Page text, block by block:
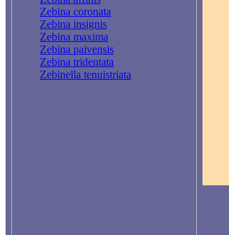
Zebina coronata
Zebina insignis
Zebina maxima
Zebina paivensis
Zebina tridentata
Zebinella tenuistriata